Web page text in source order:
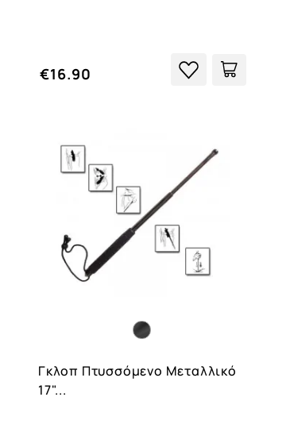
€16.90
Γκλοπ Πτυσσόμενο Μεταλλικό
17"...